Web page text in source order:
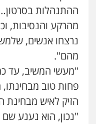
עו"ד
דיני צבא
שחר
– משרד
ההתנהלות
מהרקע והנסיבות,
נרצחו אנשים,
מהם".
"מעשי המשיב, עד
פחות טוב
הזיק לאיש מבחינת
"נכון, הוא נענע